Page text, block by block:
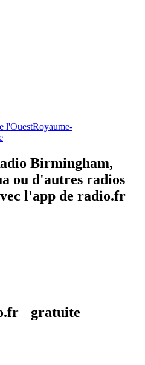
l'OuestRoyaume-
Birmingham,
ou d'autres radios
l'app de radio.fr
gratuite